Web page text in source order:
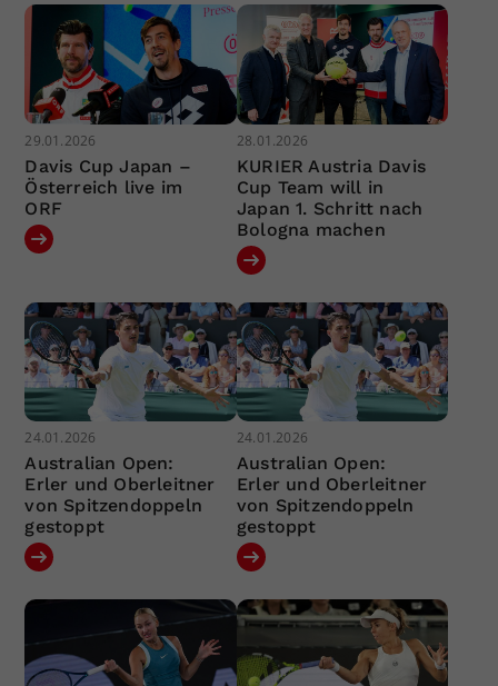
29.01.2026
Davis Cup Japan –
Österreich live im
ORF
28.01.2026
KURIER Austria Davis
Cup Team will in
Japan 1. Schritt nach
Bologna machen
24.01.2026
Australian Open:
Erler und Oberleitner
von Spitzendoppeln
gestoppt
24.01.2026
Australian Open:
Erler und Oberleitner
von Spitzendoppeln
gestoppt